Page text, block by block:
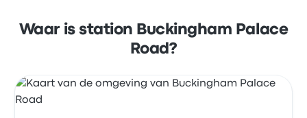
UK. Bekijk de locatie van deze bushalte in
Waar is station Buckingham Palace
Road?